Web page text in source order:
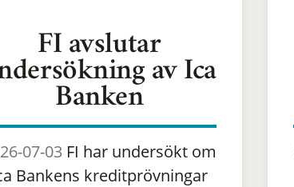
FI avslutar
av Ica
Banken
07-03FI har undersökt om
Bankens kreditprövningar